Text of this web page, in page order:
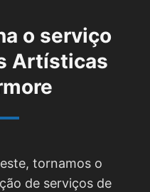
o serviço
Artísticas
tornamos o
de serviços de